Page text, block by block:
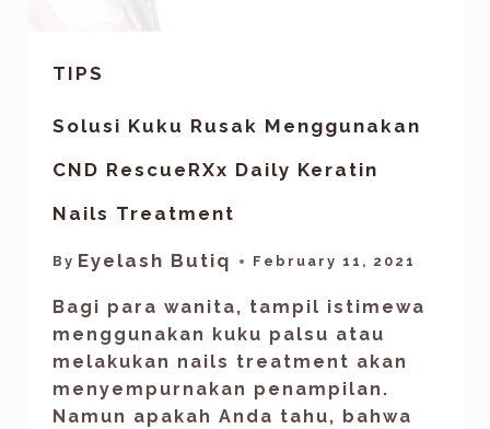
TIPS
Solusi Kuku Rusak Menggunakan
CND RescueRXx Daily Keratin
Nails Treatment
By Eyelash Butiq February 11, 2021
Bagi para wanita, tampil istimewa
menggunakan kuku palsu atau
melakukan nails treatment akan
menyempurnakan penampilan.
Namun apakah Anda tahu, bahwa